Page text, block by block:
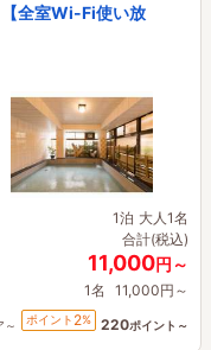
全室Wi-Fi使い放
1泊 大人1名
合計(税込)
11,000円～
1名 11,000円～
～ ポイント 2% 220ポイント～